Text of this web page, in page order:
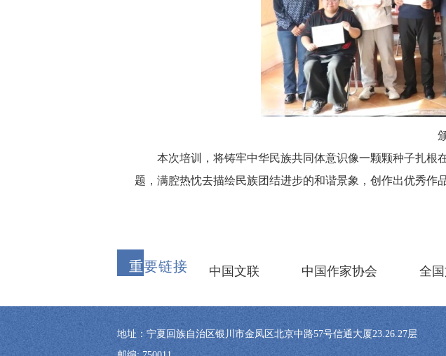
本次培训，将铸牢中华民族共同体意识像一颗颗种子扎根
题，满腔热忱去描绘民族团结进步的和谐景象，创作出优秀作
重要链接 中国文联 中国作家协会 全
地址：宁夏回族自治区银川市金凤区北京中路57号信通大厦23.26.27层